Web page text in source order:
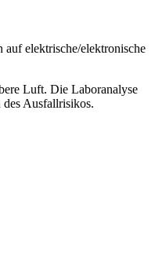
elektrische/elektronische
Luft. Die Laboranalyse
Ausfallrisikos.